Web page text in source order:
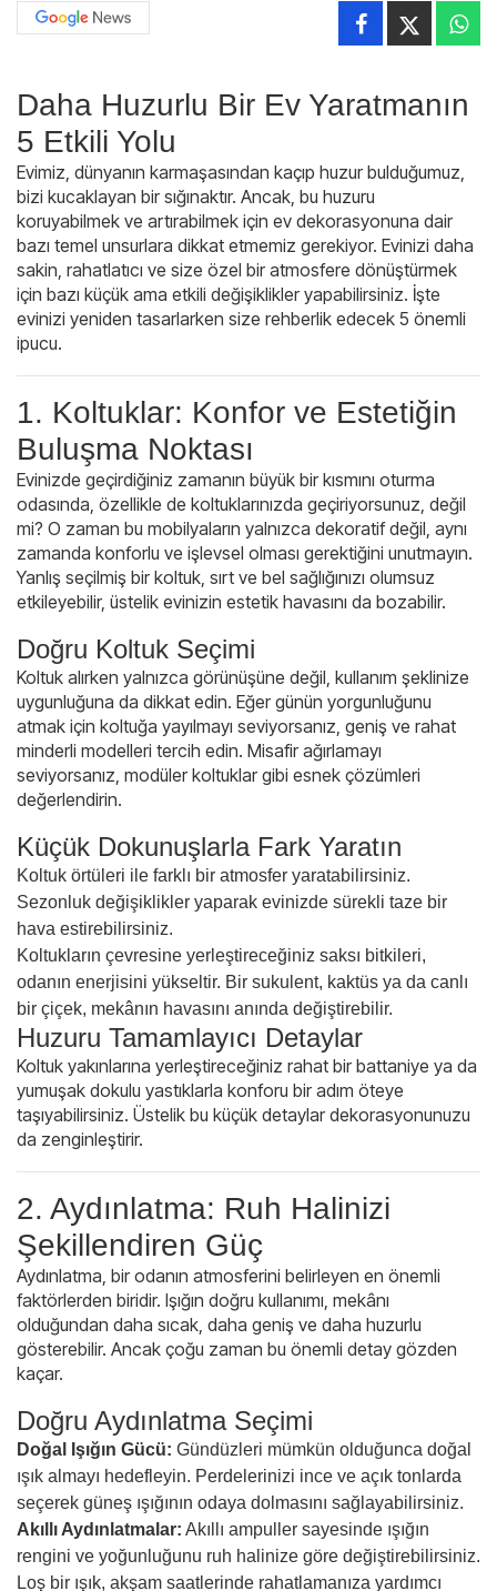
Daha Huzurlu Bir Ev Yaratmanın
5 Etkili Yolu
Evimiz, dünyanın karmaşasından kaçıp huzur bulduğumuz,
bizi kucaklayan bir sığınaktır. Ancak, bu huzuru
koruyabilmek ve artırabilmek için ev dekorasyonuna dair
bazı temel unsurlara dikkat etmemiz gerekiyor. Evinizi daha
sakin, rahatlatıcı ve size özel bir atmosfere dönüştürmek
için bazı küçük ama etkili değişiklikler yapabilirsiniz. İşte
evinizi yeniden tasarlarken size rehberlik edecek 5 önemli
ipucu.
1. Koltuklar: Konfor ve Estetiğin
Buluşma Noktası
Evinizde geçirdiğiniz zamanın büyük bir kısmını oturma
odasında, özellikle de koltuklarınızda geçiriyorsunuz, değil
mi? O zaman bu mobilyaların yalnızca dekoratif değil, aynı
zamanda konforlu ve işlevsel olması gerektiğini unutmayın.
Yanlış seçilmiş bir koltuk, sırt ve bel sağlığınızı olumsuz
etkileyebilir, üstelik evinizin estetik havasını da bozabilir.
Doğru Koltuk Seçimi
Koltuk alırken yalnızca görünüşüne değil, kullanım şeklinize
uygunluğuna da dikkat edin. Eğer günün yorgunluğunu
atmak için koltuğa yayılmayı seviyorsanız, geniş ve rahat
minderli modelleri tercih edin. Misafir ağırlamayı
seviyorsanız, modüler koltuklar gibi esnek çözümleri
değerlendirin.
Küçük Dokunuşlarla Fark Yaratın
Koltuk örtüleri ile farklı bir atmosfer yaratabilirsiniz.
Sezonluk değişiklikler yaparak evinizde sürekli taze bir
hava estirebilirsiniz.
Koltukların çevresine yerleştireceğiniz saksı bitkileri,
odanın enerjisini yükseltir. Bir sukulent, kaktüs ya da canlı
bir çiçek, mekânın havasını anında değiştirebilir.
Huzuru Tamamlayıcı Detaylar
Koltuk yakınlarına yerleştireceğiniz rahat bir battaniye ya da
yumuşak dokulu yastıklarla konforu bir adım öteye
taşıyabilirsiniz. Üstelik bu küçük detaylar dekorasyonunuzu
da zenginleştirir.
2. Aydınlatma: Ruh Halinizi
Şekillendiren Güç
Aydınlatma, bir odanın atmosferini belirleyen en önemli
faktörlerden biridir. Işığın doğru kullanımı, mekânı
olduğundan daha sıcak, daha geniş ve daha huzurlu
gösterebilir. Ancak çoğu zaman bu önemli detay gözden
kaçar.
Doğru Aydınlatma Seçimi
Doğal Işığın Gücü: Gündüzleri mümkün olduğunca doğal
ışık almayı hedefleyin. Perdelerinizi ince ve açık tonlarda
seçerek güneş ışığının odaya dolmasını sağlayabilirsiniz.
Akıllı Aydınlatmalar: Akıllı ampuller sayesinde ışığın
rengini ve yoğunluğunu ruh halinize göre değiştirebilirsiniz.
Loş bir ışık, akşam saatlerinde rahatlamanıza yardımcı